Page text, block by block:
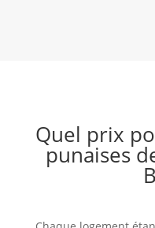
Quel prix
punaises